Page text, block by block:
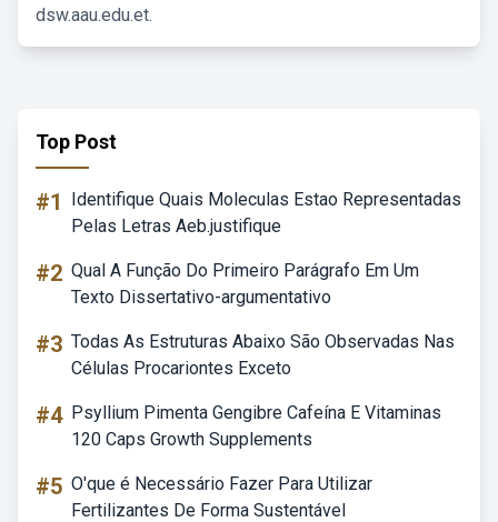
dsw.aau.edu.et.
Top Post
#1
Identifique Quais Moleculas Estao Representadas
Pelas Letras Aeb.justifique
#2 Qual A Função Do Primeiro Parágrafo Em Um
Texto Dissertativo-argumentativo
#3 Todas As Estruturas Abaixo São Observadas Nas
Células Procariontes Exceto
#4 Psyllium Pimenta Gengibre Cafeína E Vitaminas
120 Caps Growth Supplements
#5 O'que é Necessário Fazer Para Utilizar
Fertilizantes De Forma Sustentável